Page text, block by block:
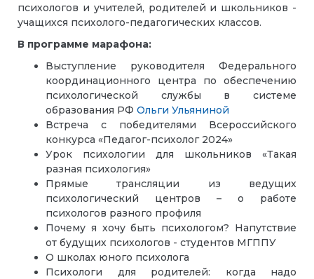
психологов и учителей, родителей и школьников -
учащихся психолого-педагогических классов.
В программе марафона:
Выступление руководителя Федерального
координационного центра по обеспечению
психологической службы в системе
образования РФ Ольги Ульяниной
Встреча с победителями Всероссийского
конкурса «Педагог-психолог 2024»
Урок психологии для школьников «Такая
разная психология»
Прямые трансляции из ведущих
психологический центров – о работе
психологов разного профиля
Почему я хочу быть психологом? Напутствие
от будущих психологов - студентов МГППУ
О школах юного психолога
Психологи для родителей: когда надо